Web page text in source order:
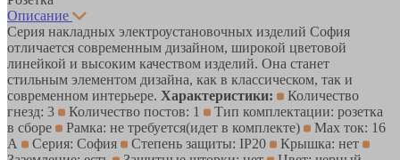
Описание
Серия накладных электроустановочных изделий София
отличается современным дизайном, широкой цветовой
линейкой и высоким качеством изделий. Она станет
стильным элементом дизайна, как в классическом, так и
современном интерьере. Характеристики:
Количество
гнезд: 3
Количество постов: 1
Тип комплектации: розетка
в сборе
Рамка: не требуется(идет в комплекте)
Max ток: 16
А
Серия: София Степень защиты: IP20
Крышка: нет